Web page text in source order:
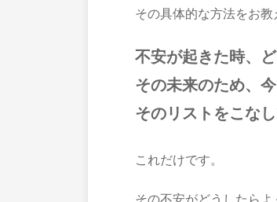
その具体的な方法をお教
不安が起きた時、
その未来のため、
そのリストをこなし
これだけです。
その不安がどうしたら